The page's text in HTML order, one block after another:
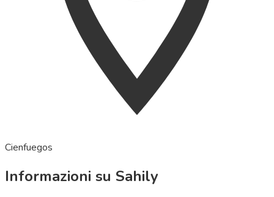
Cienfuegos
Informazioni su Sahily